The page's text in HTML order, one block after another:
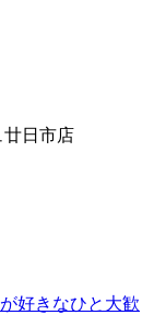
廿日市店
好きなひと大歓